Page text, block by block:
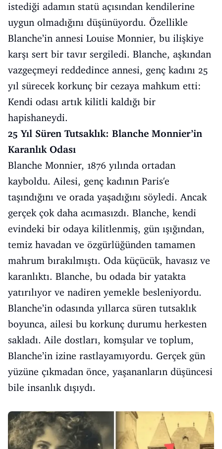
istediği adamın statü açısından kendilerine
uygun olmadığını düşünüyordu. Özellikle
Blanche’in annesi Louise Monnier, bu ilişkiye
karşı sert bir tavır sergiledi. Blanche, aşkından
vazgeçmeyi reddedince annesi, genç kadını 25
yıl sürecek korkunç bir cezaya mahkum etti:
Kendi odası artık kilitli kaldığı bir
hapishaneydi.
25 Yıl Süren Tutsaklık: Blanche Monnier’in
Karanlık Odası
Blanche Monnier, 1876 yılında ortadan
kayboldu. Ailesi, genç kadının Paris'e
taşındığını ve orada yaşadığını söyledi. Ancak
gerçek çok daha acımasızdı. Blanche, kendi
evindeki bir odaya kilitlenmiş, gün ışığından,
temiz havadan ve özgürlüğünden tamamen
mahrum bırakılmıştı. Oda küçücük, havasız ve
karanlıktı. Blanche, bu odada bir yatakta
yatırılıyor ve nadiren yemekle besleniyordu.
Blanche’in odasında yıllarca süren tutsaklık
boyunca, ailesi bu korkunç durumu herkesten
sakladı. Aile dostları, komşular ve toplum,
Blanche’in izine rastlayamıyordu. Gerçek gün
yüzüne çıkmadan önce, yaşananların düşüncesi
bile insanlık dışıydı.